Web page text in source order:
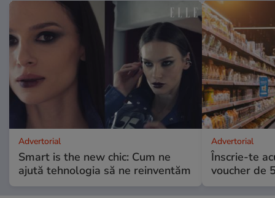
Advertorial
Smart is the new chic: Cum ne
ajută tehnologia să ne reinventăm
Advertorial
Înscrie-te
voucher de